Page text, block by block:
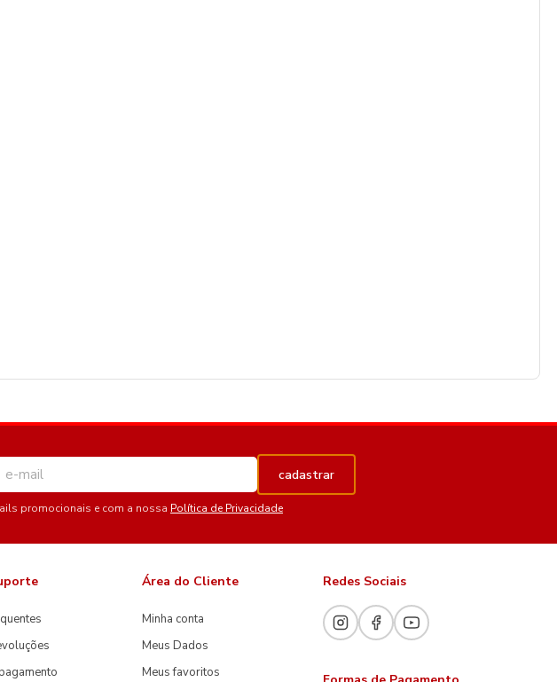
cadastrar
promocionais e com a nossa Política de Privacidade
Área do Cliente
Minha conta
Meus Dados
Meus favoritos
Redes Sociais